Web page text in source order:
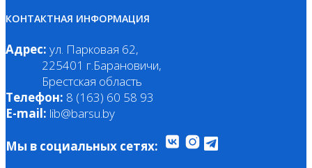
КОНТАКТНАЯ ИНФОРМАЦИЯ
Адрес: ул. Парковая 62,
225401 г.Барановичи,
Брестская область
Телефон: 8 (163) 60 58 93
E-mail: lib@barsu.by
Мы в социальных сетях: